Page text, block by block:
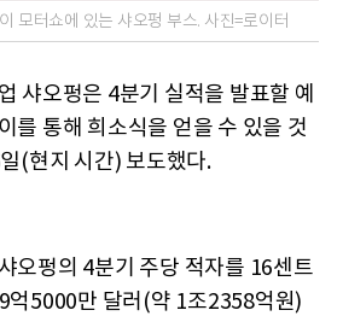
모터쇼에 있는 샤오펑 부스. 사진=로이터
샤오펑은 4분기 실적을 발표할 예
를 통해 희소식을 얻을 수 있을 것
(현지 시간) 보도했다.
오펑의 4분기 주당 적자를 16센트
억5000만 달러(약 1조2358억원)